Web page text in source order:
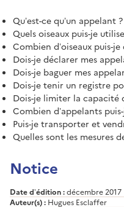
Qu’est-ce qu’un appelant ?
Quels oiseaux puis-je
Combien d’oiseaux puis-
Dois-je déclarer mes
Dois-je baguer mes
Dois-je tenir un registre
Dois-je limiter la capacité
Combien d’appelants
Puis-je transporter et
Quelles sont les mesures
Notice
Date d’édition :décembre 2017
Auteur(s) : Hugues Esclaffer